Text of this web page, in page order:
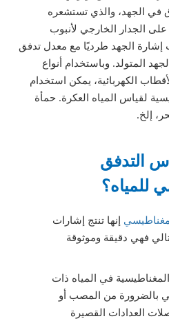
في الجهد، والذي تستشعره
على الجدار الخارجي لأنبوب
إشارة الجهد طرديًا مع معدل تدفق
المتولد. وباستخدام أنواع
الكهربائية، يمكن استخدام
لقياس المياه العكرة. حمأة
إلخ.
التدفق
للمياه؟
إنها تنتج إشارات
فهي دقيقة وموثوقة
في المياه ذات
بالضرورة من المصب أو
العدادات القصيرة